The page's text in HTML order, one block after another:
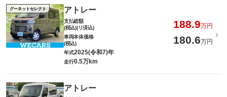
グーネットセレクト アトレー
支払総額
(税込)(リ済込)
188.9万円
車両本体価格
(税込)
180.6万円
年式2025(令和7)年
走行0.5万km
アトレー